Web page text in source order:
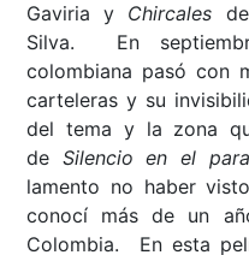
Gaviria y Chircales
Silva. En
colombiana pasó con
carteleras y su
del tema y la zona
de Silencio en el
lamento no haber
conocí más de un
Colombia. En esta